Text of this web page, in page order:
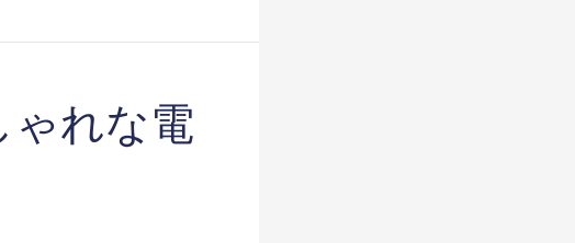
ゃれな電